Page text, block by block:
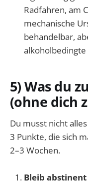
Radfahren, am
mechanische
behandelbar,
5) Was du
(ohne dich
Du musst nicht
3 Punkte, die sich
2–3 Wochen.
Bleib